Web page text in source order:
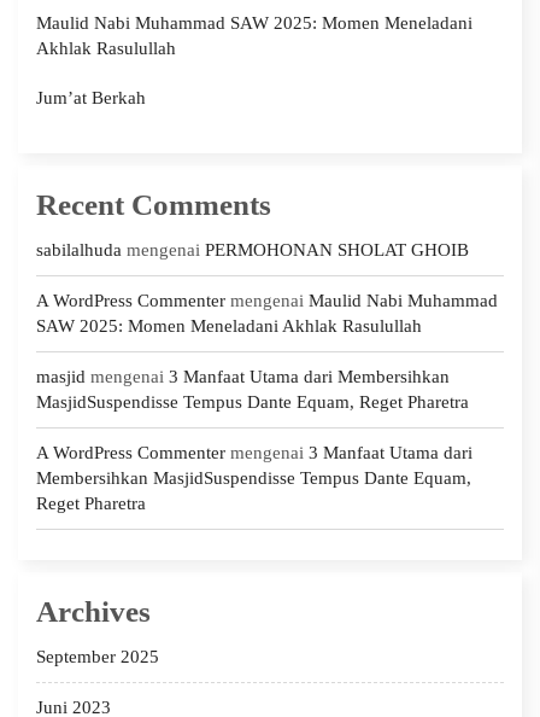
Maulid Nabi Muhammad SAW 2025: Momen Meneladani
Akhlak Rasulullah
Jum’at Berkah
Recent Comments
sabilalhuda mengenai PERMOHONAN SHOLAT GHOIB
A WordPress Commenter mengenai Maulid Nabi Muhammad
SAW 2025: Momen Meneladani Akhlak Rasulullah
masjid mengenai 3 Manfaat Utama dari Membersihkan
MasjidSuspendisse Tempus Dante Equam, Reget Pharetra
A WordPress Commenter mengenai 3 Manfaat Utama dari
Membersihkan MasjidSuspendisse Tempus Dante Equam,
Reget Pharetra
Archives
September 2025
Juni 2023